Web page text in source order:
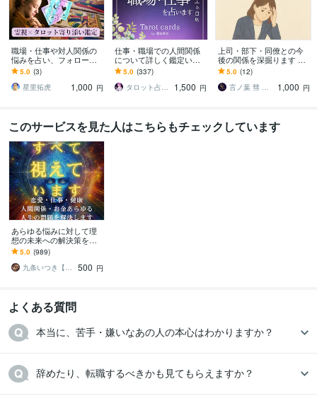
職場・仕事や対人関係の
悩みを占い、フォローし
ます 周りからの評価は？
転職したら？霊視×タロッ
トで寄り添う
5.0 (3)
星里拓虎
1,000 円
仕事・職場での人間関係
について詳しく鑑定いた
します どのような内容で
も大丈夫です。職場の悩
みご相談くださいね
5.0 (337)
タロット占い師 愛莉 華音
1,500 円
上司・部下・同僚との今
後の関係を深掘ります 職
場の方との関係性や今の
気持ち&未来をタロットで
占います
5.0 (12)
言ノ葉 彗 ことのは すい
1,000 円
このサービスを見た人はこちらもチェックしています
あらゆる悩みに対して理
想の未来への解決策を授
けます 人生が上手くいか
ないと悩んでいる人に未
来を好転させる魂の導き
5.0 (989)
九条いつき【高次元宇宙霊視師】
500 円
よくある質問
本当に、苦手・嫌いなあの人の本心はわかりますか？
辞めたり、転職するべきかも見てもらえますか？